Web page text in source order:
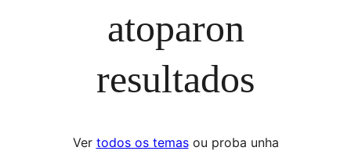
atoparon
resultados
Ver todos os temasou proba unha